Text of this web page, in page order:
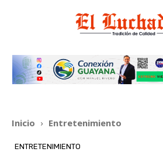
Inicio Entretenimiento
ENTRETENIMIENTO